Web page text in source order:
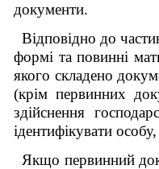
документи.
Відповідно до
формі та повинні
якого складено
(крім первинних
здійснення
ідентифікувати
Якщо первинний